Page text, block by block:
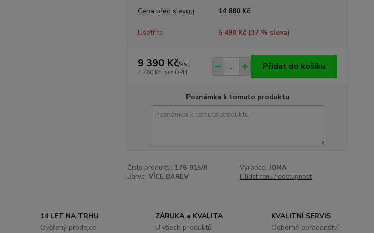
Cena před slevou 14 880 Kč
Ušetříte 5 490 Kč (37% sleva)
9 390 Kč/ks
7 760 Kč bez DPH
Přidat do košíku
Poznámka k tomuto produktu
Číslo produktu: 176 015/8 Výrobce: JOMA
Barva: VÍCE BAREV Hlídat cenu / dostupnost
14 LET NA TRHU
Ověřený prodejce
ZÁRUKA a KVALITA
U všech produktů
KVALITNÍ SERVIS
Odborné poradenství